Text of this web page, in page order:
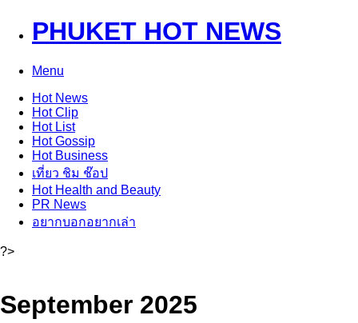
PHUKET HOT NEWS
Menu
HotNews
HotClip
HotList
HotGossip
HotBusiness
เที่ยว ชิม ช๊อป
HotHealth and Beauty
PR News
อยากบอกอยากเล่า
?>
September 2025